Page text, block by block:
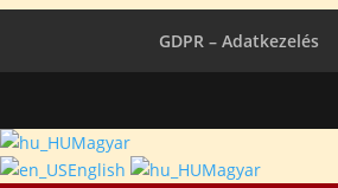
GDPR – Adatkezelés
Magyar
English
Magyar